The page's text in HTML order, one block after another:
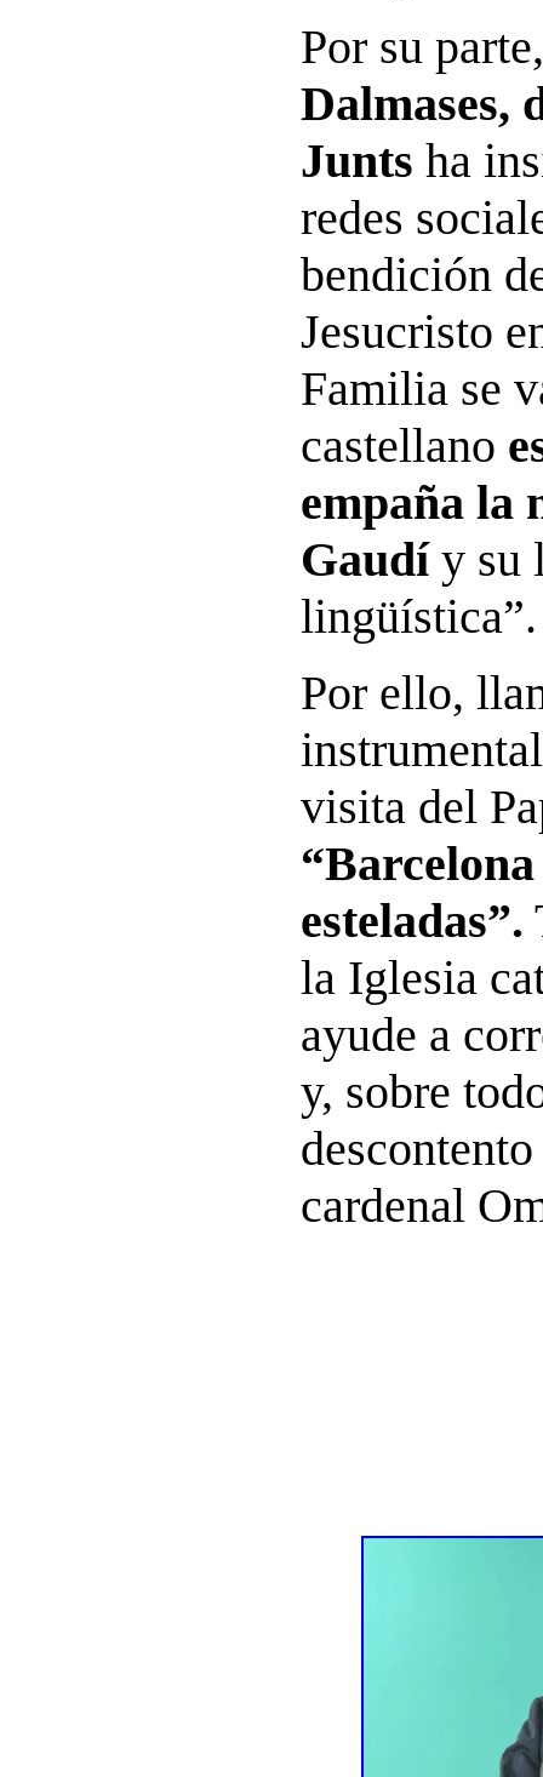
Por su
Dalmases,
Junts ha
redes
bendición
Jesucristo
Familia se
castellano
empaña la
Gaudíy su
lingüística”.
Por ello,
visita del
esteladas”.
la Iglesia
ayude a
y, sobre
cardenal